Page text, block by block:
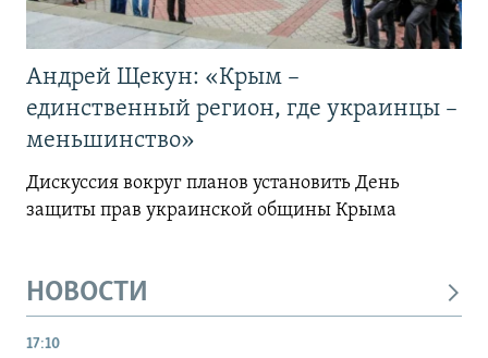
Андрей Щекун: «Крым –
единственный регион, где украинцы –
меньшинство»
Дискуссия вокруг планов установить День
защиты прав украинской общины Крыма
НОВОСТИ
17:10